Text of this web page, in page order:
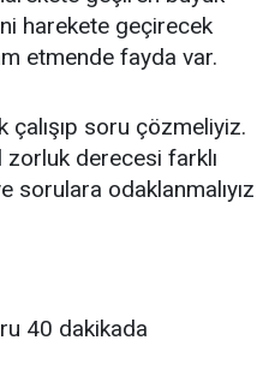
harekete geçirecek
etmende fayda var.
soru çözmeliyiz.
derecesi farklı
sorulara odaklanmalıyız
40 dakikada